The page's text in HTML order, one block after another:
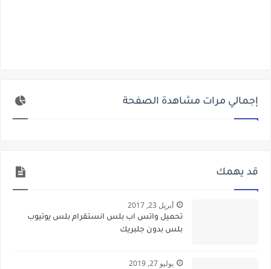
إجمالي مرات مشاهدة الصفحة
قد يهمك
أبريل 23, 2017
تحميل واتس اب بلس انستقرام بلس يوتيوب
بلس بدون جلبريك
يوليو 27, 2019